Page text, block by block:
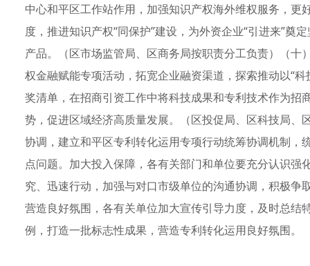
中心和平区工作站作用，加强知识产权海外维权服务，更
度，推进知识产权“同保护”建设，为外资企业“引进来”奠
产品。（区市场监管局、区商务局按职责分工负责）（
权金融赋能专项活动，拓宽企业融资渠道，探索推动以“
奖清单，在招商引资工作中将科技成果和专利技术作为
势，促进区域经济高质量发展。（区投促局、区科技局
协调，建立和平区专利转化运用专项行动统筹协调机制
点问题。加大投入保障，各有关部门和单位要充分认识
究、迅速行动，加强与对口市级单位的沟通协调，积极
营造良好氛围，各有关单位加大宣传引导力度，及时总
例，打造一批标志性成果，营造专利转化运用良好氛围。